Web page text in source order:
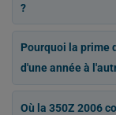
?
Pourquoi la prime
d'une année à
Où la 350Z 2006